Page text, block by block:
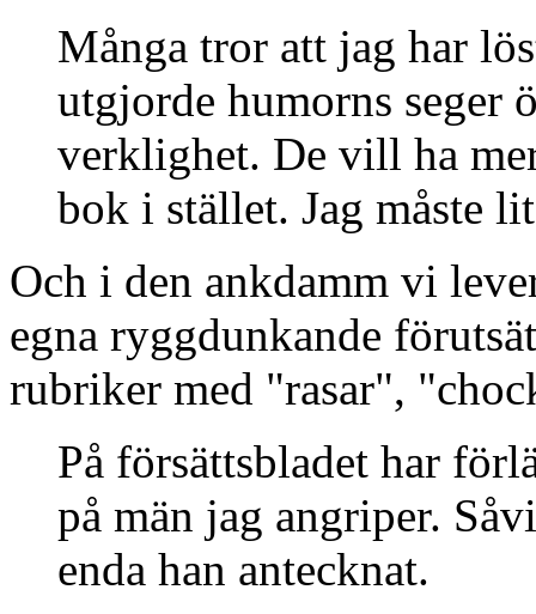
Många tror att jag har
utgjorde humorns seger
verklighet. De vill ha
bok i stället. Jag måste
Och i den ankdamm vi
egna ryggdunkande
rubriker med "rasar",
På försättsbladet har
på män jag angriper.
enda han antecknat.